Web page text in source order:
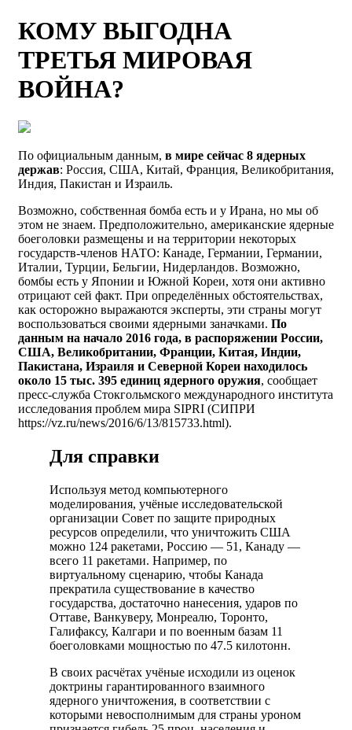
КОМУ ВЫГОДНА
ТРЕТЬЯ МИРОВАЯ
ВОЙНА?
По официальным данным, в мире сейчас 8 ядерных
держав: Россия, США, Китай, Франция, Великобритания,
Индия, Пакистан и Израиль.
Возможно, собственная бомба есть и у Ирана, но мы об
этом не знаем. Предположительно, американские ядерные
боеголовки размещены и на территории некоторых
государств-членов НАТО: Канаде, Германии, Германии,
Италии, Турции, Бельгии, Нидерландов. Возможно,
бомбы есть у Японии и Южной Кореи, хотя они активно
отрицают сей факт. При определённых обстоятельствах,
как осторожно выражаются эксперты, эти страны могут
воспользоваться своими ядерными заначками. По
данным на начало 2016 года, в распоряжении России,
США, Великобритании, Франции, Китая, Индии,
Пакистана, Израиля и Северной Кореи находилось
около 15 тыс. 395 единиц ядерного оружия, сообщает
пресс-служба Стокгольмского международного института
исследования проблем мира SIPRI (СИПРИ
https://vz.ru/news/2016/6/13/815733.html).
Для справки
Используя метод компьютерного
моделирования, учёные исследовательской
организации Совет по защите природных
ресурсов определили, что уничтожить США
можно 124 ракетами, Россию — 51, Канаду —
всего 11 ракетами. Например, по
виртуальному сценарию, чтобы Канада
прекратила существование в качество
государства, достаточно нанесения, ударов по
Оттаве, Ванкуверу, Монреалю, Торонто,
Галифаксу, Калгари и по военным базам 11
боеголовками мощностью по 47.5 килотонн.
В своих расчётах учёные исходили из оценок
доктрины гарантированного взаимного
ядерного уничтожения, в соответствии с
которыми невосполнимым для страны уроном